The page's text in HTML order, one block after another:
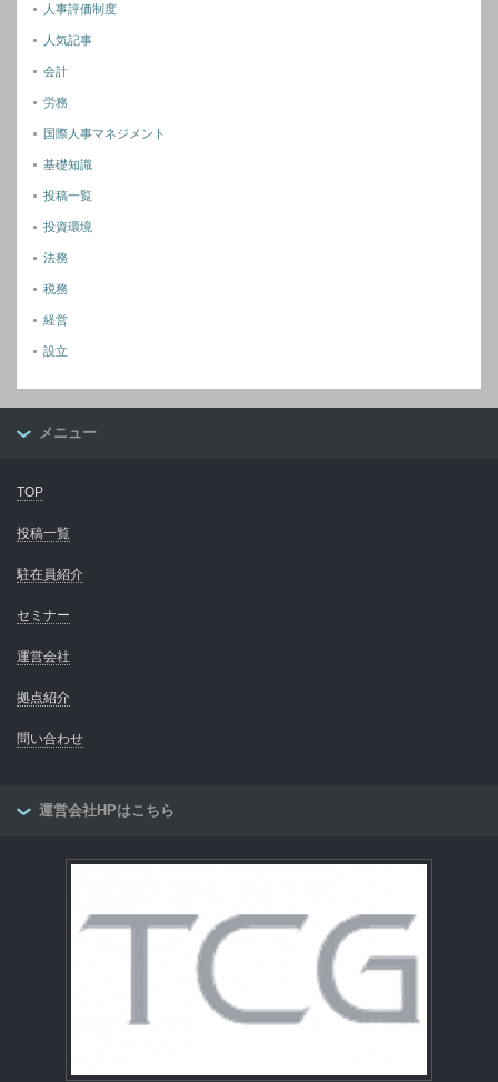
人事評価制度
人気記事
会計
労務
国際人事マネジメント
基礎知識
投稿一覧
投資環境
法務
税務
経営
設立
メニュー
TOP
投稿一覧
駐在員紹介
セミナー
運営会社
拠点紹介
問い合わせ
運営会社HPはこちら